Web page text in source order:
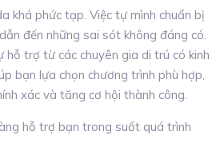
khá phức tạp. Việc tự mình chuẩn bị
đến những sai sót không đáng có.
hỗ trợ từ các chuyên gia di trú có kinh
bạn lựa chọn chương trình phù hợp,
xác và tăng cơ hội thành công.
hỗ trợ bạn trong suốt quá trình